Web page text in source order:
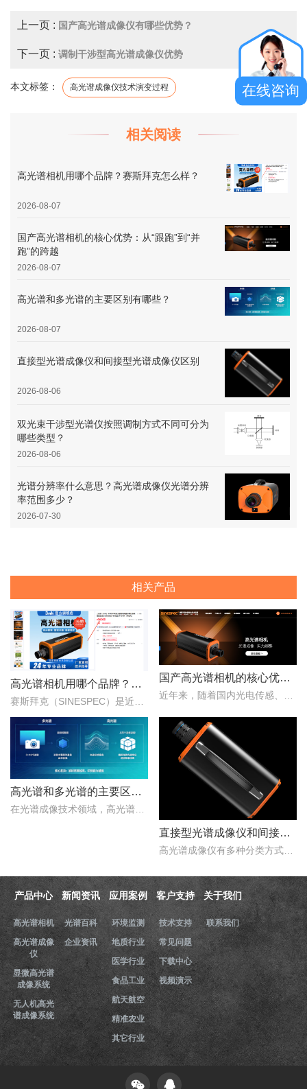
上一页 : 国产高光谱成像仪有哪些优势？
下一页 : 调制干涉型高光谱成像仪优势
本文标签： 高光谱成像仪技术演变过程
相关阅读
高光谱相机用哪个品牌？赛斯拜克怎么样？
2026-08-07
国产高光谱相机的核心优势：从“跟跑”到“并
跑”的跨越
2026-08-07
高光谱和多光谱的主要区别有哪些？
2026-08-07
直接型光谱成像仪和间接型光谱成像仪区别
2026-08-06
双光束干涉型光谱仪按照调制方式不同可分为
哪些类型？
2026-08-06
光谱分辨率什么意思？高光谱成像仪光谱分辨
率范围多少？
2026-07-30
相关产品
高光谱相机用哪个品牌？赛斯拜克怎么样？
国产高光谱相机的核心优势：从“跟跑”到“并跑”的跨越
高光谱和多光谱的主要区别有哪些？
直接型光谱成像仪和间接型光谱成像仪区别
产品中心
高光谱相机
高光谱成像
仪
显微高光谱
成像系统
无人机高光
谱成像系统
新闻资讯
光谱百科
企业资讯
应用案例
环境监测
地质行业
医学行业
食品工业
航天航空
精准农业
其它行业
客户支持
技术支持
常见问题
下载中心
视频演示
关于我们
联系我们
在线咨询